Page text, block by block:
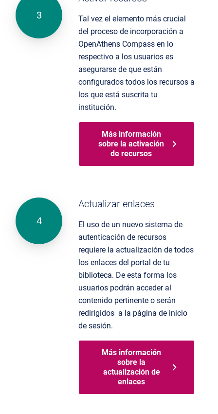
Tal vez el elemento más crucial
del proceso de incorporación a
OpenAthens Compass en lo
respectivo a los usuarios es
asegurarse de que están
configurados todos los recursos a
los que está suscrita tu
institución.
Más información
sobre la activación
de recursos
Actualizar enlaces
El uso de un nuevo sistema de
autenticación de recursos
requiere la actualización de todos
los enlaces del portal de tu
biblioteca. De esta forma los
usuarios podrán acceder al
contenido pertinente o serán
redirigidos a la página de inicio
de sesión.
Más información
sobre la
actualización de
enlaces